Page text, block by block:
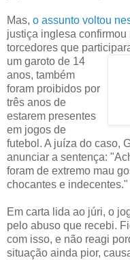
Mas, o assunto voltou
justiça inglesa
torcedores que
um garoto de 14
anos, também
foram proibidos por
três anos de
estarem presentes
em jogos de
futebol. A juíza do caso,
anunciar a sentença:
foram de extremo mau
chocantes e indecentes."
Em carta lida ao júri, o
pelo abuso que recebi.
com isso, e não reagi
situação ainda pior,